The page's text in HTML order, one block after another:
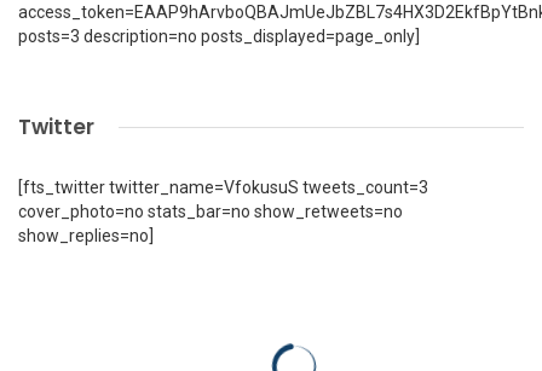
posts=3 description=no posts_displayed=page_only]
Twitter
[fts_twitter twitter_name=VfokusuS tweets_count=3
cover_photo=no stats_bar=no show_retweets=no
show_replies=no]